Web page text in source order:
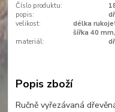
Číslo produktu:
popis:
velikost:
délka
šířka 40
materiál:
Popis zboží
Ručně vyřezávaná